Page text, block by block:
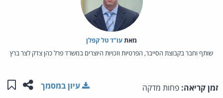
מאת‏עו"ד טל קפלן
שותף וחבר בקבוצת הסייבר, הפרטיות וזכויות היוצרים במשרד פרל כהן צדק לצר ברץ
זמן קריאה: פחות מדקה שתפו
עיון במסמך